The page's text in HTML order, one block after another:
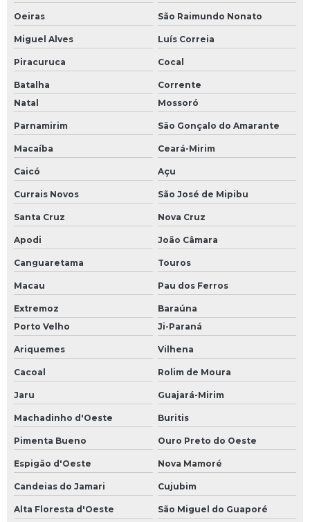
Oeiras São Raimundo Nonato
Miguel Alves Luís Correia
Piracuruca Cocal
Batalha
Corrente
Natal
Mossoró
Parnamirim São Gonçalo do Amarante
Macaíba Ceará-Mirim
Caicó Açu
Currais Novos São José de Mipibu
Santa Cruz Nova Cruz
Apodi João Câmara
Canguaretama Touros
Macau Pau dos Ferros
Extremoz
Baraúna
Porto Velho
Ji-Paraná
Ariquemes Vilhena
Cacoal Rolim de Moura
Jaru Guajará-Mirim
Machadinho d'Oeste Buritis
Pimenta Bueno Ouro Preto do Oeste
Espigão d'Oeste Nova Mamoré
Candeias do Jamari Cujubim
Alta Floresta d'Oeste São Miguel do Guaporé